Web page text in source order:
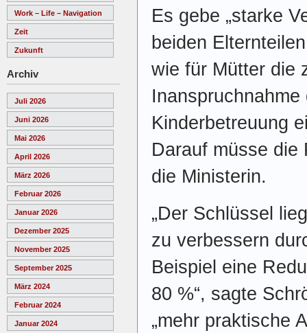
Work – Life – Navigation
Zeit
Zukunft
Archiv
Juli 2026
Juni 2026
Mai 2026
April 2026
März 2026
Februar 2026
Januar 2026
Dezember 2025
November 2025
September 2025
März 2024
Februar 2024
Januar 2024
Es gebe „starke
beiden
wie für Mütter die
Inanspruchnahme
Kinderbetreuung
Darauf müsse die
die Ministerin.
„Der Schlüssel
zu verbessern
Beispiel eine
80 %“, sagte
„mehr praktische